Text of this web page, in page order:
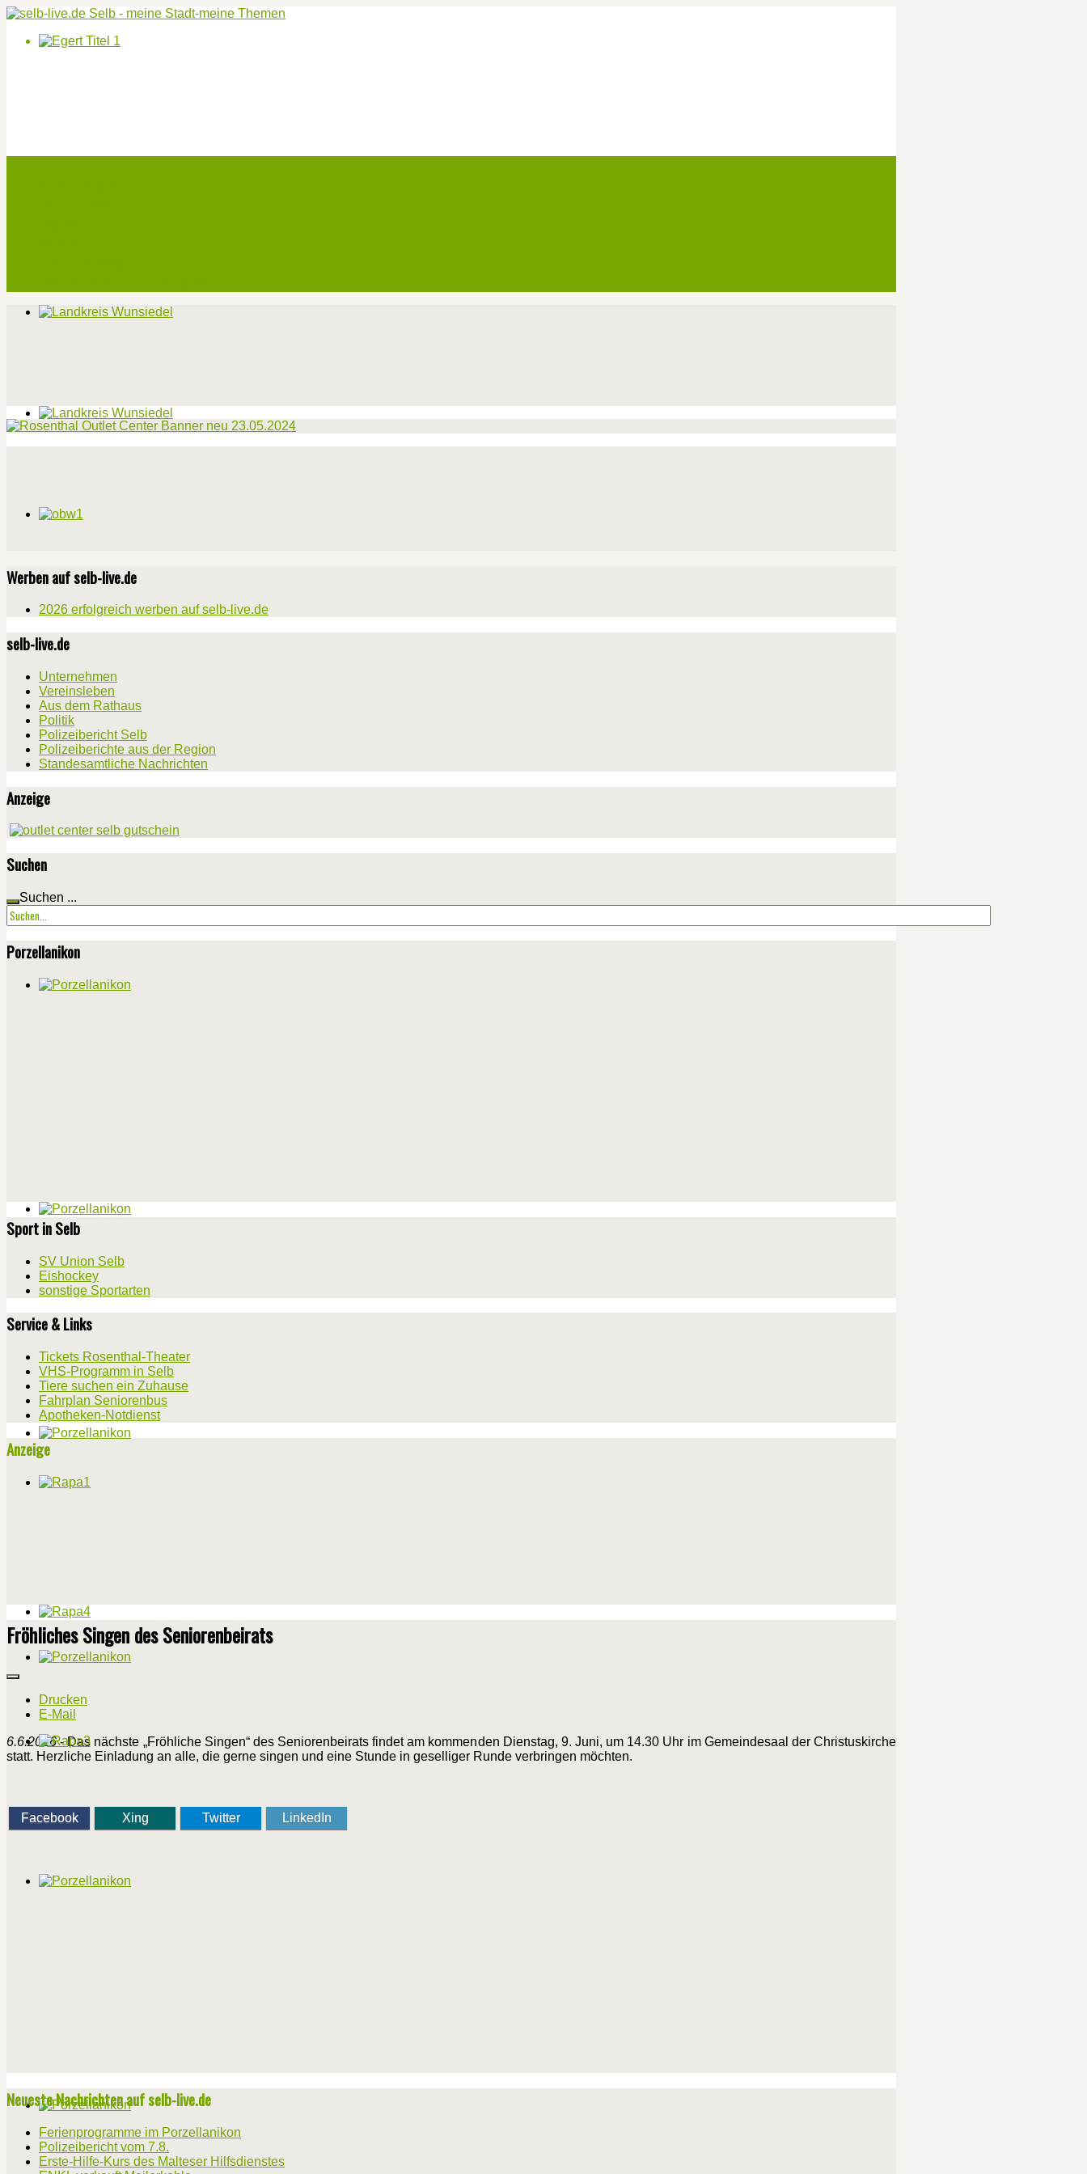
Werben auf selb-live.de
2026 erfolgreich werben auf selb-live.de
selb-live.de
Unternehmen
Vereinsleben
Aus dem Rathaus
Politik
Polizeibericht Selb
Polizeiberichte aus der Region
Standesamtliche Nachrichten
Anzeige
Suchen
Suchen ...
Porzellanikon
Sport in Selb
SV Union Selb
Eishockey
sonstige Sportarten
Service & Links
Tickets Rosenthal-Theater
VHS-Programm in Selb
Tiere suchen ein Zuhause
Fahrplan Seniorenbus
Apotheken-Notdienst
Anzeige
Fröhliches Singen des Seniorenbeirats
Drucken
E-Mail
6.6.2026- Das nächste „Fröhliche Singen“ des Seniorenbeirats findet am kommenden Dienstag, 9. Juni, um 14.30 Uhr im Gemeindesaal der Christuskirche
statt. Herzliche Einladung an alle, die gerne singen und eine Stunde in geselliger Runde verbringen möchten.
Facebook Xing Twitter LinkedIn
Neueste Nachrichten auf selb-live.de
Ferienprogramme im Porzellanikon
Polizeibericht vom 7.8.
Erste-Hilfe-Kurs des Malteser Hilfsdienstes